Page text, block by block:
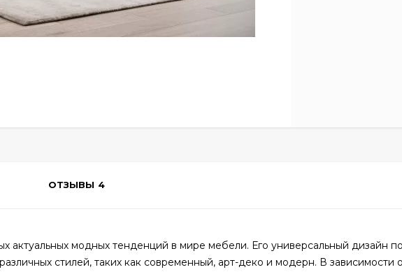
ОТЗЫВЫ 4
актуальных модных тенденций в мире мебели. Его универсальный дизайн
стилей, таких как современный, арт-деко и модерн. В зависимости